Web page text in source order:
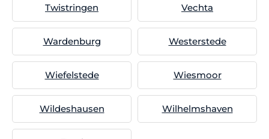
Twistringen Vechta
Wardenburg Westerstede
Wiefelstede Wiesmoor
Wildeshausen Wilhelmshaven